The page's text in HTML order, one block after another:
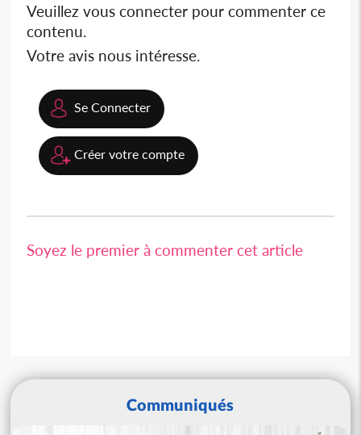
Veuillez vous connecter pour commenter ce
contenu.
Votre avis nous intéresse.
Se Connecter
Créer votre compte
Soyez le premier à commenter cet article
Communiqués